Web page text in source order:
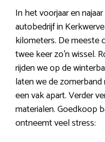
In het voorjaar en
autobedrijf in
kilometers. De meeste
twee keer zo’n wissel.
rijden we op de
laten we de
een vak apart. Verder
materialen. Goedkoop
ontneemt veel stress: